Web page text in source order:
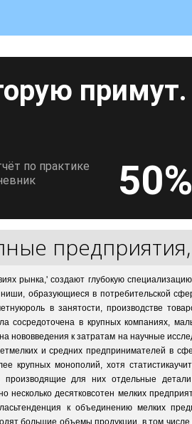
примут.
по практике
50%
рынка,' создают глубокую
образующиеся в потребительской
в занятости, производстве
сосредоточена в крупных компаниях,
к затратам на научные
и средних предпринимателей в
крупных монополий, хотя
для них отдельные
десятковсотен мелких
к объединению мелких
большие объемы продукции, в том числе